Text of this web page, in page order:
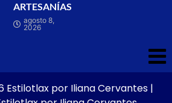
ARTESANÍAS
agosto 8,
2026
Estilotlax por Iliana Cervantes |